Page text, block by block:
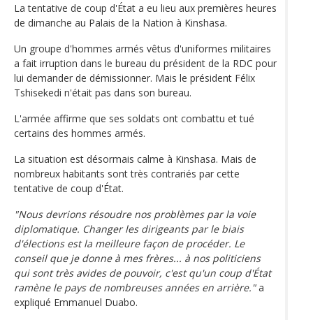
La tentative de coup d'État a eu lieu aux premières heures
de dimanche au Palais de la Nation à Kinshasa.
Un groupe d'hommes armés vêtus d'uniformes militaires
a fait irruption dans le bureau du président de la RDC pour
lui demander de démissionner. Mais le président Félix
Tshisekedi n'était pas dans son bureau.
L'armée affirme que ses soldats ont combattu et tué
certains des hommes armés.
La situation est désormais calme à Kinshasa. Mais de
nombreux habitants sont très contrariés par cette
tentative de coup d'État.
"Nous devrions résoudre nos problèmes par la voie
diplomatique. Changer les dirigeants par le biais
d'élections est la meilleure façon de procéder. Le
conseil que je donne à mes frères... à nos politiciens
qui sont très avides de pouvoir, c'est qu'un coup d'État
ramène le pays de nombreuses années en arrière."a
expliqué Emmanuel Duabo.